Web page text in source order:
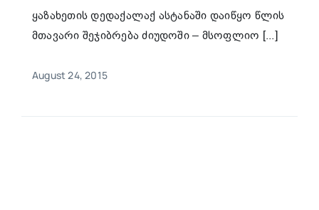
ყაზახეთის დედაქალაქ ასტანაში დაიწყო წლის
მთავარი შეჯიბრება ძიუდოში – მსოფლიო [...]
August 24, 2015